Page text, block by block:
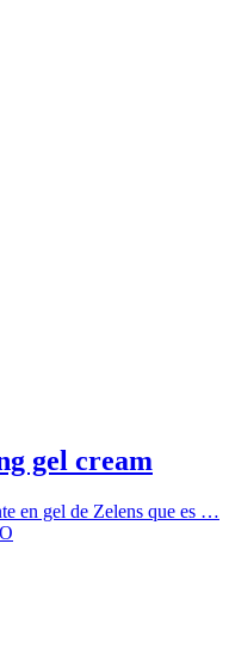
gel cream
en gel de Zelens que es …